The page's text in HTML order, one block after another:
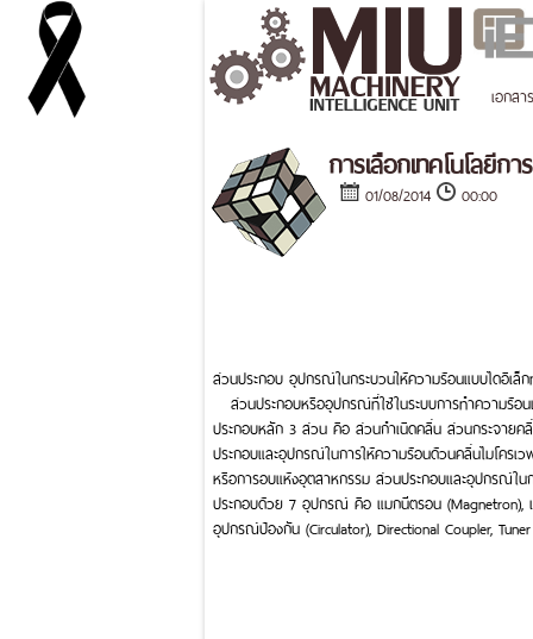
เอกสาร
การเลือกเทคโนโลยี
01/08/2014 00:00
ส่วนประกอบ อุปกรณ์ในกระบวนให้ความร้อนแบบไดอิเล็
ส่วนประกอบหรืออุปกรณ์ที่ใช้ในระบบการทำความร้อ
ประกอบหลัก 3 ส่วน คือ ส่วนกำเนิดคลื่น ส่วนกระจายค
ประกอบและอุปกรณ์ในการให้ความร้อนด้วนคลื่นไมโครเ
หรือการอบแห้งอุตสาหกรรม ส่วนประกอบและอุปกรณ์ใ
ประกอบด้วย 7 อุปกรณ์ คือ แมกนีตรอน (Magnetron),
อุปกรณ์ป้องกัน (Circulator), Directional Coupler,